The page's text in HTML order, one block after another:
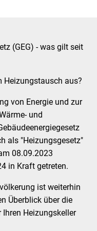
(GEG) - was gilt seit
Heizungstausch aus?
von Energie und zur
und
als "Heizungsgesetz"
08.09.2023
in Kraft getreten.
ist weiterhin
Überblick über die
Heizungskeller